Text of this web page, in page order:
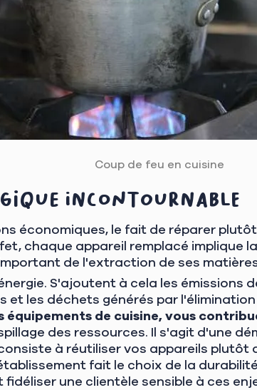
Coup de feu en cuisine
incontournable
économiques, le fait de réparer
chaque appareil remplacé implique
de l'extraction de ses
S'ajoutent à cela les émissions
et les déchets générés par
équipements de cuisine, vous
des ressources. Il s'agit d'une
à réutiliser vos appareils plutôt
fait le choix de la
une clientèle sensible à ces